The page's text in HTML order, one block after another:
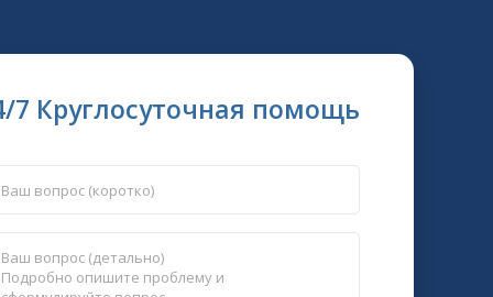
7 Круглосуточная помощь